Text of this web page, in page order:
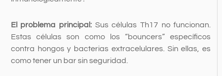
El problema principal: Sus células Th17 no funcionan.
Estas células son como los “bouncers” específicos
contra hongos y bacterias extracelulares. Sin ellas, es
como tener un bar sin seguridad.